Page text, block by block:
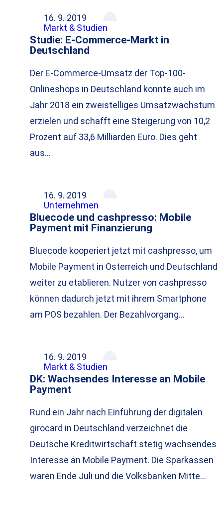
16. 9. 2019
Markt & Studien
Studie: E-Commerce-Markt in
Deutschland
Der E-Commerce-Umsatz der Top-100-
Onlineshops in Deutschland konnte auch im
Jahr 2018 ein zweistelliges Umsatzwachstum
erzielen und schafft eine Steigerung von 10,2
Prozent auf 33,6 Milliarden Euro. Dies geht
aus…
16. 9. 2019
Unternehmen
Bluecode und cashpresso: Mobile
Payment mit Finanzierung
Bluecode kooperiert jetzt mit cashpresso, um
Mobile Payment in Österreich und Deutschland
weiter zu etablieren. Nutzer von cashpresso
können dadurch jetzt mit ihrem Smartphone
am POS bezahlen. Der Bezahlvorgang…
16. 9. 2019
Markt & Studien
DK: Wachsendes Interesse an Mobile
Payment
Rund ein Jahr nach Einführung der digitalen
girocard in Deutschland verzeichnet die
Deutsche Kreditwirtschaft stetig wachsendes
Interesse an Mobile Payment. Die Sparkassen
waren Ende Juli und die Volksbanken Mitte…